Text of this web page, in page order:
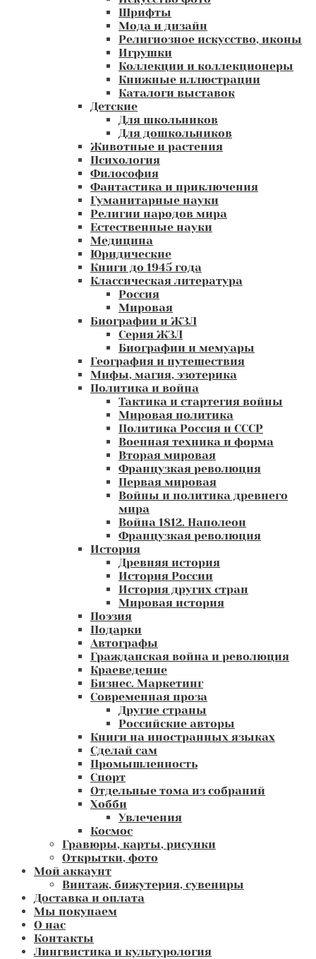
Шрифты
Мода и дизайн
Религиозное искусство, иконы
Игрушки
Коллекции и коллекционеры
Книжные иллюстрации
Каталоги выставок
Детские
Для школьников
Для дошкольников
Животные и растения
Психология
Философия
Фантастика и приключения
Гуманитарные науки
Религии народов мира
Естественные науки
Медицина
Юридические
Книги до 1945 года
Классическая литература
Россия
Мировая
Биографии и ЖЗЛ
Серия ЖЗЛ
Биографии и мемуары
География и путешествия
Мифы, магия, эзотерика
Политика и война
Тактика и стартегия войны
Мировая политика
Политика Россия и СССР
Военная техника и форма
Вторая мировая
Французкая революция
Первая мировая
Войны и политика древнего
мира
Война 1812. Наполеон
Французкая революция
История
Древняя история
История России
История других стран
Мировая история
Поэзия
Подарки
Автографы
Гражданская война и революция
Краеведение
Бизнес. Маркетинг
Современная проза
Другие страны
Российские авторы
Книги на иностранных языках
Сделай сам
Промышленность
Спорт
Отдельные тома из собраний
Хобби
Увлечения
Космос
Гравюры, карты, рисунки
Открытки, фото
Мой аккаунт
Винтаж, бижутерия, сувениры
Доставка и оплата
Мы покупаем
О нас
Контакты
Лингвистика и культурология